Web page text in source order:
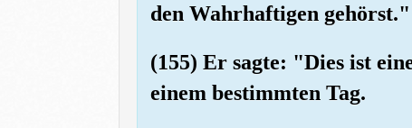
den Wahrhaftigen gehörst."
(155) Er sagte: "Dies ist
einem bestimmten Tag.